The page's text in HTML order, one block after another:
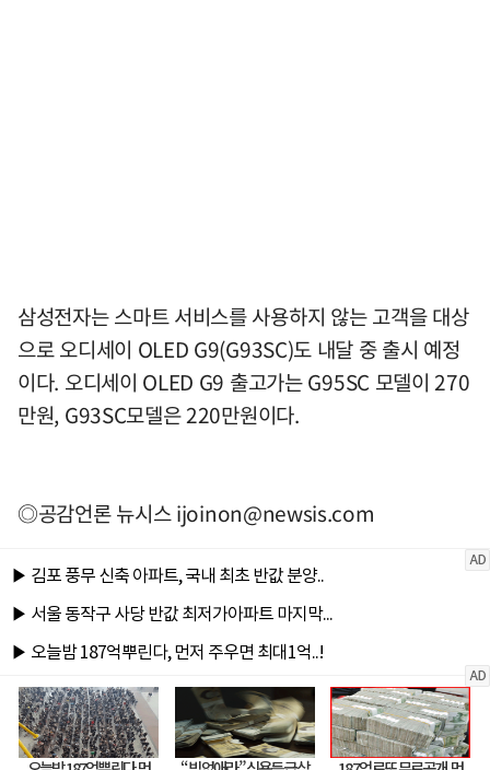
삼성전자는 스마트 서비스를 사용하지 않는 고객을 대상
으로 오디세이 OLED G9(G93SC)도 내달 중 출시 예정
이다. 오디세이 OLED G9 출고가는 G95SC 모델이 270
만원, G93SC모델은 220만원이다.
◎공감언론 뉴시스ijoinon@newsis.com